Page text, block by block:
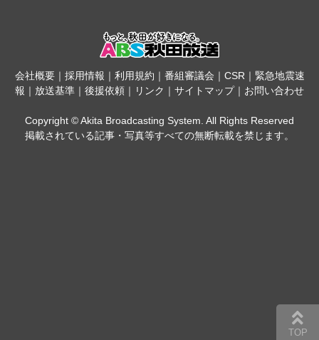
会社概要｜ 採用情報 ｜ 利用規約 ｜ 番組審議会 ｜ CSR｜ 緊急地震速
報 ｜ 放送基準 ｜ 後援依頼 ｜ リンク ｜ サイトマップ｜ お問い合わせ
Copyright © Akita Broadcasting System. All Rights Reserved
掲載されている記事・写真等すべての無断転載を禁じます。